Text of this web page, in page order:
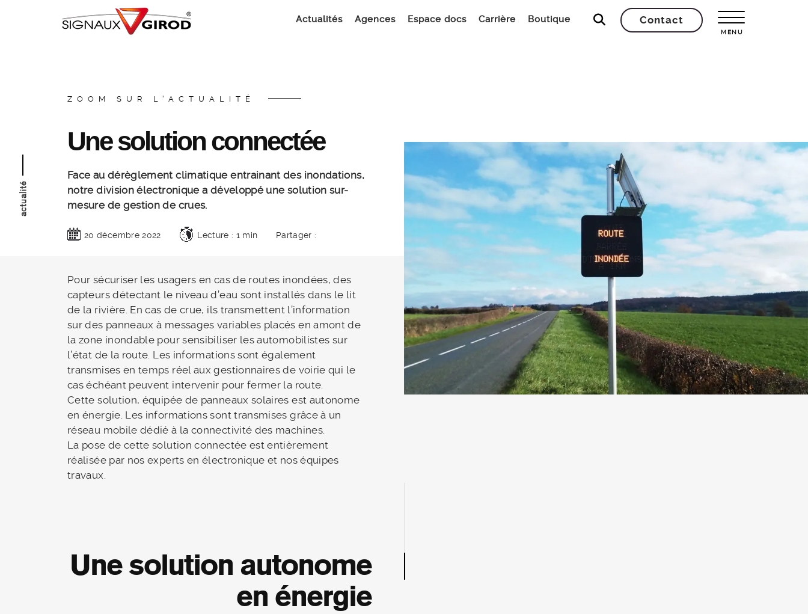
Actualités Agences Espace docs Carrière Boutique Contact
Open Menu
ZOOM SUR L'ACTUALITÉ
Une solution connectée
Face au dérèglement climatique entrainant des inondations,
notre division électronique a développé une solution sur-
mesure de gestion de crues.
20 décembre 2022 Lecture : 1 min Partager :
Pour sécuriser les usagers en cas de routes inondées, des
capteurs détectant le niveau d’eau sont installés dans le lit
de la rivière. En cas de crue, ils transmettent l’information
sur des panneaux à messages variables placés en amont de
la zone inondable pour sensibiliser les automobilistes sur
l’état de la route. Les informations sont également
transmises en temps réel aux gestionnaires de voirie qui le
cas échéant peuvent intervenir pour fermer la route.
Cette solution, équipée de panneaux solaires est autonome
en énergie. Les informations sont transmises grâce à un
réseau mobile dédié à la connectivité des machines.
La pose de cette solution connectée est entièrement
réalisée par nos experts en électronique et nos équipes
travaux.
Une solution autonome
en énergie